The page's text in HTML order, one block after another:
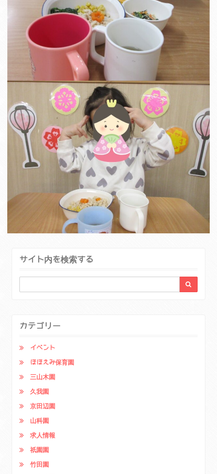
サイト内を検索する
カテゴリー
イベント
ほほえみ保育園
三山木園
久我園
京田辺園
山科園
求人情報
祇園園
竹田園